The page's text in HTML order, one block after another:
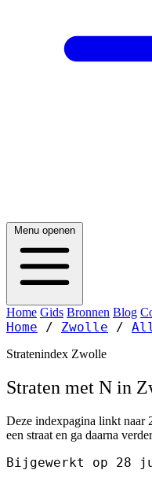
Menu openen
Home Gids Bronnen Blog
Home / Zwolle /
Stratenindex Zwolle
Straten met N in
Deze indexpagina linkt naar
een straat en ga daarna
Bijgewerkt op 28